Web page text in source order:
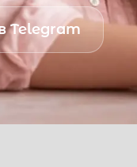
Telegram